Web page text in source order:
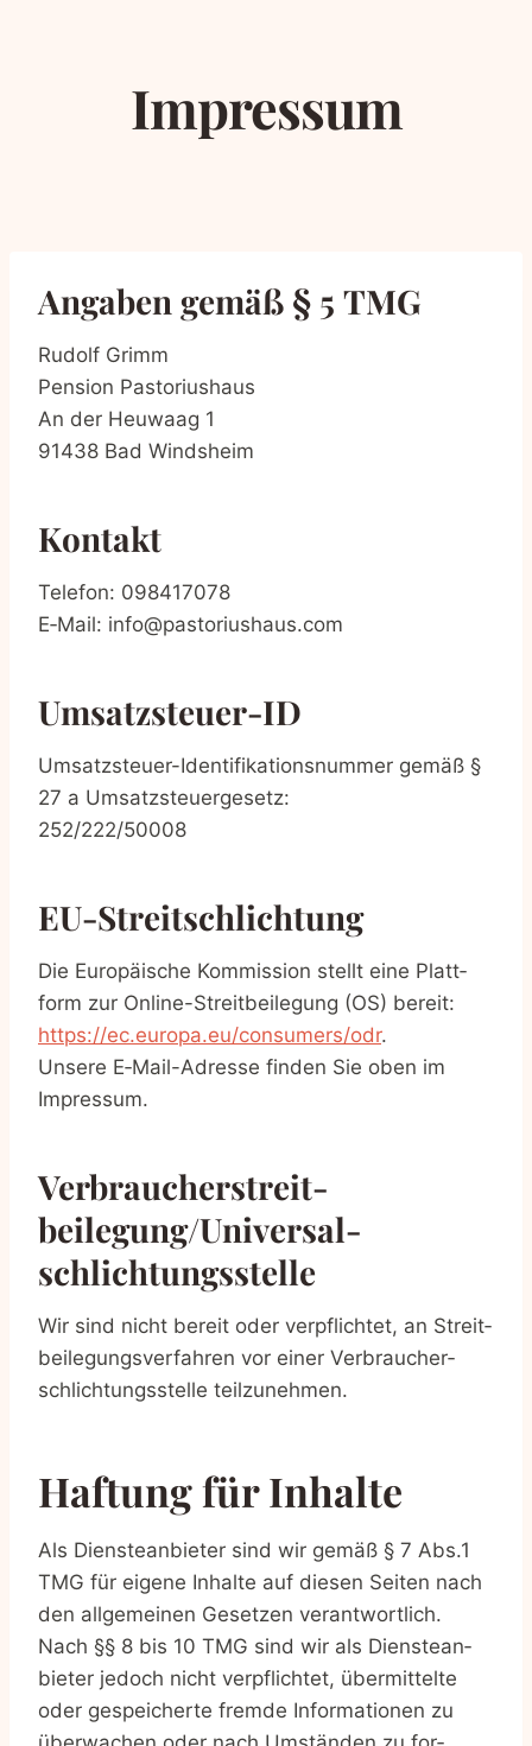
Impres­sum
Anga­ben gemäß § 5 TMG
Rudolf Grimm
Pen­si­on Pastoriushaus
An der Heu­waag 1
91438 Bad Windsheim
Kon­takt
Tele­fon: 098417078
E‑Mail: info@pastoriushaus.com
Umsatz­steu­er-ID
Umsatz­steu­er-Iden­ti­fi­ka­ti­ons­num­mer gemäß §
27 a Umsatzsteuergesetz:
252/222/50008
EU-Streit­schlich­tung
Die Euro­päi­sche Kom­mis­si­on stellt eine Platt­
form zur Online-Streit­bei­le­gung (OS) bereit:
https://ec.europa.eu/consumers/odr.
Unse­re E‑Mail-Adres­se fin­den Sie oben im
Impressum.
Verbraucher­streit­
beilegung/Universal­
schlichtungs­stelle
Wir sind nicht bereit oder ver­pflich­tet, an Streit­
bei­le­gungs­ver­fah­ren vor einer Ver­brau­cher­
schlich­tungs­stel­le teilzunehmen.
Haf­tung für Inhalte
Als Diens­te­an­bie­ter sind wir gemäß § 7 Abs.1
TMG für eige­ne Inhal­te auf die­sen Sei­ten nach
den all­ge­mei­nen Geset­zen ver­ant­wort­lich.
Nach §§ 8 bis 10 TMG sind wir als Diens­te­an­
bie­ter jedoch nicht ver­pflich­tet, über­mit­tel­te
oder gespei­cher­te frem­de Infor­ma­tio­nen zu